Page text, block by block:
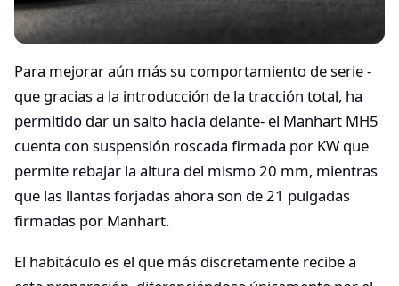
Para mejorar aún más su comportamiento de serie -
que gracias a la introducción de la tracción total, ha
permitido dar un salto hacia delante- el Manhart MH5
cuenta con suspensión roscada firmada por KW que
permite rebajar la altura del mismo 20 mm, mientras
que las llantas forjadas ahora son de 21 pulgadas
firmadas por Manhart.
El habitáculo es el que más discretamente recibe a